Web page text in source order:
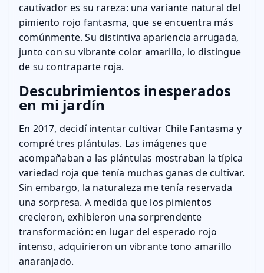
cautivador es su rareza: una variante natural del
pimiento rojo fantasma, que se encuentra más
comúnmente. Su distintiva apariencia arrugada,
junto con su vibrante color amarillo, lo distingue
de su contraparte roja.
Descubrimientos inesperados
en mi jardín
En 2017, decidí intentar cultivar Chile Fantasma y
compré tres plántulas. Las imágenes que
acompañaban a las plántulas mostraban la típica
variedad roja que tenía muchas ganas de cultivar.
Sin embargo, la naturaleza me tenía reservada
una sorpresa. A medida que los pimientos
crecieron, exhibieron una sorprendente
transformación: en lugar del esperado rojo
intenso, adquirieron un vibrante tono amarillo
anaranjado.